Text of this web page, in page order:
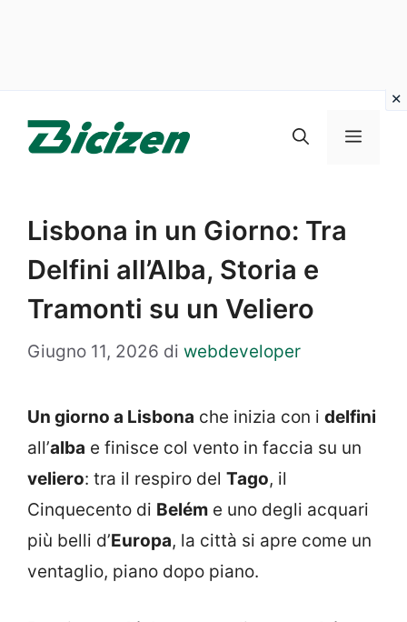
Menu
Lisbona in un Giorno: Tra
Delfini all’Alba, Storia e
Tramonti su un Veliero
Giugno 11, 2026 di webdeveloper
Un giorno a Lisbona che inizia con i delfini
all’alba e finisce col vento in faccia su un
veliero: tra il respiro del Tago, il
Cinquecento di Belém e uno degli acquari
più belli d’Europa, la città si apre come un
ventaglio, piano dopo piano.